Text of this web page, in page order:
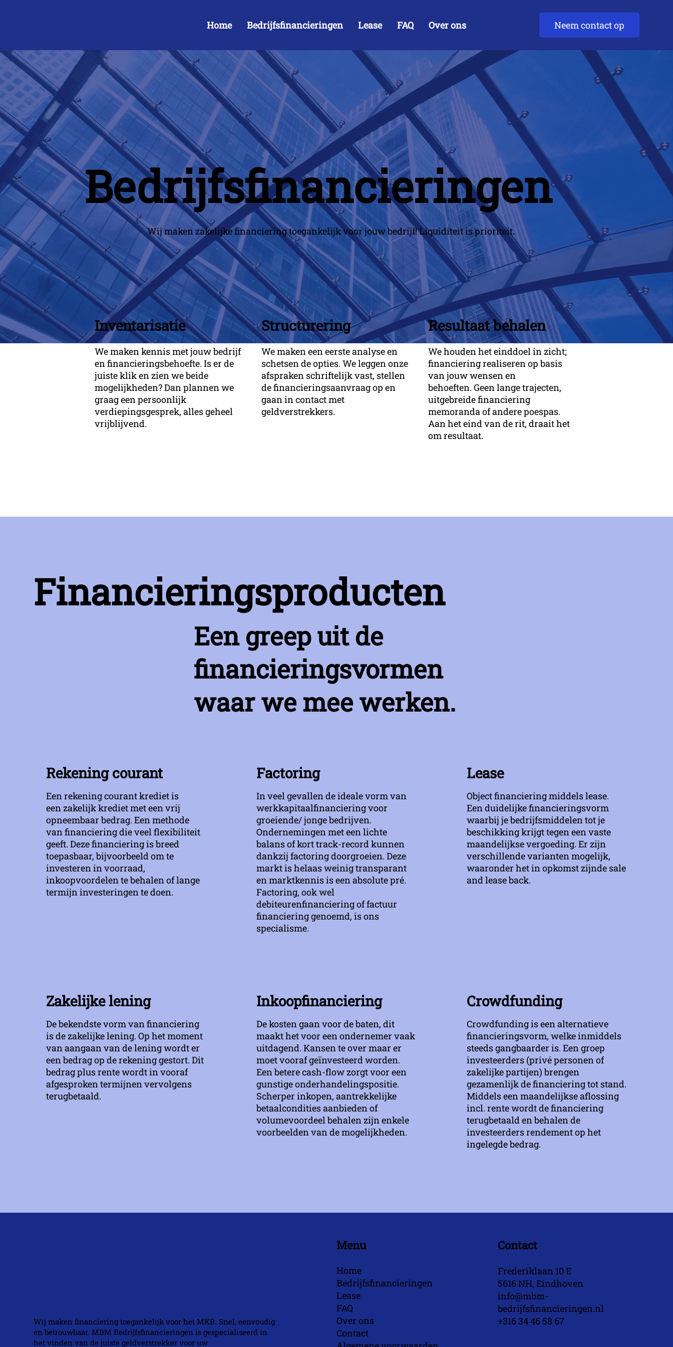
Home Bedrijfsfinancieringen Lease FAQ Over ons Neem contact op
Bedrijfsfinancieringen
Wij maken zakelijke financiering toegankelijk voor jouw bedrijf! Liquiditeit is prioriteit.
Inventarisatie
We maken kennis met jouw bedrijf
en financieringsbehoefte. Is er de
juiste klik en zien we beide
mogelijkheden? Dan plannen we
graag een persoonlijk
verdiepingsgesprek, alles geheel
vrijblijvend.
Structurering
We maken een eerste analyse en
schetsen de opties. We leggen onze
afspraken schriftelijk vast, stellen
de financieringsaanvraag op en
gaan in contact met
geldverstrekkers.
Resultaat behalen
We houden het einddoel in zicht;
financiering realiseren op basis
van jouw wensen en
behoeften. Geen lange trajecten,
uitgebreide financiering
memoranda of andere poespas.
Aan het eind van de rit, draait het
om resultaat.
Factoring
In veel gevallen de ideale vorm van
werkkapitaalfinanciering voor
groeiende/ jonge bedrijven.
Ondernemingen met een lichte
balans of kort track-record kunnen
dankzij factoring doorgroeien. Deze
markt is helaas weinig transparant
en marktkennis is een absolute pré.
Factoring, ook wel
debiteurenfinanciering of factuur
financiering genoemd, is ons
specialisme.
Crowdfunding
Crowdfunding is een alternatieve
financieringsvorm, welke inmiddels
steeds gangbaarder is. Een groep
investeerders (privé personen of
zakelijke partijen) brengen
gezamenlijk de financiering tot stand.
Middels een maandelijkse aflossing
incl. rente wordt de financiering
terugbetaald en behalen de
investeerders rendement op het
ingelegde bedrag.
Lease
Object financiering middels lease.
Een duidelijke financieringsvorm
waarbij je bedrijfsmiddelen tot je
beschikking krijgt tegen een vaste
maandelijkse vergoeding. Er zijn
verschillende varianten mogelijk,
waaronder het in opkomst zijnde sale
and lease back.
Rekening courant
Een rekening courant krediet is
een zakelijk krediet met een vrij
opneembaar bedrag. Een methode
van financiering die veel flexibiliteit
geeft. Deze financiering is breed
toepasbaar, bijvoorbeeld om te
investeren in voorraad,
inkoopvoordelen te behalen of lange
termijn investeringen te doen.
Inkoopfinanciering
De kosten gaan voor de baten, dit
maakt het voor een ondernemer vaak
uitdagend. Kansen te over maar er
moet vooraf geïnvesteerd worden.
Een betere cash-flow zorgt voor een
gunstige onderhandelingspositie.
Scherper inkopen, aantrekkelijke
betaalcondities aanbieden of
volumevoordeel behalen zijn enkele
voorbeelden van de mogelijkheden.
Zakelijke lening
De bekendste vorm van financiering
is de zakelijke lening. Op het moment
van aangaan van de lening wordt er
een bedrag op de rekening gestort. Dit
bedrag plus rente wordt in vooraf
afgesproken termijnen vervolgens
terugbetaald.
Financieringsproducten
Een greep uit de
financieringsvormen
waar we mee werken.
Contact
Frederiklaan 10 E
5616 NH, Eindhoven
info@mbm-
bedrijfsfinancieringen.nl
+316 34 46 58 67
Menu
Home
Bedrijfsfinancieringen
Lease
FAQ
Over ons
Contact
Wij maken financiering toegankelijk voor het MKB. Snel, eenvoudig
en betrouwbaar. MBM Bedrijfsfinancieringen is gespecialiseerd in
het vinden van de juiste geldverstrekker voor uw